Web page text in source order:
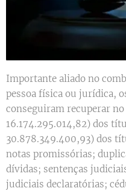
Importante aliado no
pessoa física ou jurídica,
conseguiram recuperar no
16.174.295.014,82) dos
30.878.349.400,93) dos
notas promissórias;
dívidas; sentenças
judiciais declaratórias;